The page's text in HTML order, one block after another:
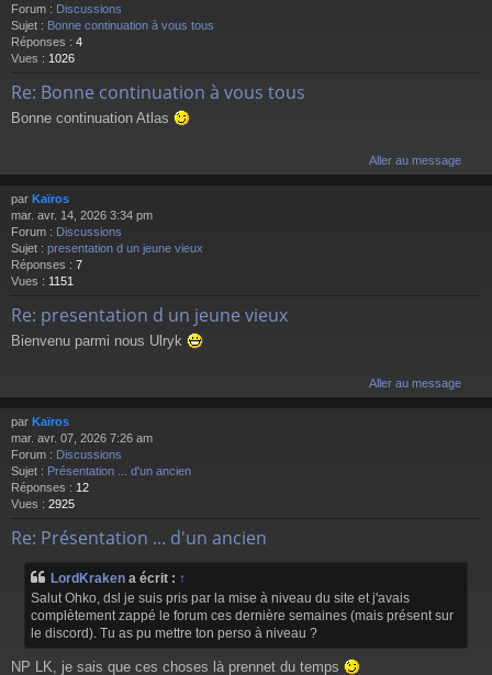
Forum : Discussions
Sujet : Bonne continuation à vous tous
Réponses : 4
Vues : 1026
Re: Bonne continuation à vous tous
Bonne continuation Atlas
Aller au message
par Kaïros
mar. avr. 14, 2026 3:34 pm
Forum : Discussions
Sujet : presentation d un jeune vieux
Réponses : 7
Vues : 1151
Re: presentation d un jeune vieux
Bienvenu parmi nous Ulryk
Aller au message
par Kaïros
mar. avr. 07, 2026 7:26 am
Forum : Discussions
Sujet : Présentation ... d'un ancien
Réponses : 12
Vues : 2925
Re: Présentation ... d'un ancien
LordKraken a écrit : ↑
Salut Ohko, dsl je suis pris par la mise à niveau du site et j'avais
complètement zappé le forum ces dernière semaines (mais présent sur
le discord). Tu as pu mettre ton perso à niveau ?
NP LK, je sais que ces choses là prennet du temps